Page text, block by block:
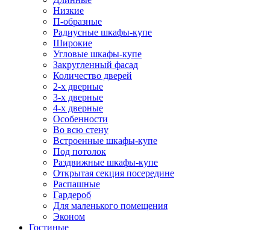
Низкие
П-образные
Радиусные шкафы-купе
Широкие
Угловые шкафы-купе
Закругленный фасад
Количество дверей
2-х дверные
3-х дверные
4-х дверные
Особенности
Во всю стену
Встроенные шкафы-купе
Под потолок
Раздвижные шкафы-купе
Открытая секция посередине
Распашные
Гардероб
Для маленького помещения
Эконом
Гостиные